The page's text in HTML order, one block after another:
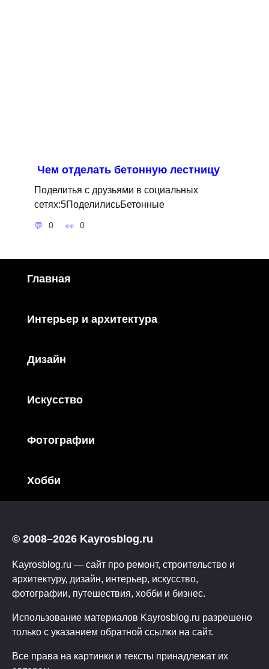
Чем отделать бетонную лестницу
Поделитья с друзьями в социальных
сетях:5ПоделилисьБетонные
0 0
Главная
Интерьер и архитектура
Дизайн
Искусство
Фотографии
Хобби
© 2008–2026 Kayrosblog.ru
Kayrosblog.ru — сайт про ремонт, строительство и
архитектуру, дизайн, интерьер, искусство,
фотографии, путешествия, хобби и бизнес.
Использование материалов Kayrosblog.ru разрешено
только с указанием обратной ссылки на сайт.
Все права на картинки и тексты принадлежат их